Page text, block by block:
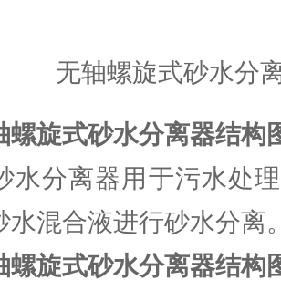
螺旋式砂水分离器结构
水分离器用于污水处
水混合液进行砂水分离
螺旋式砂水分离器结构